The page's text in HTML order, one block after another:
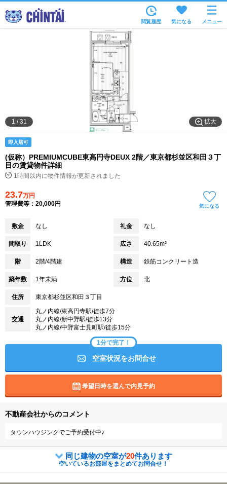
沿線・駅から
住所から
家賃相場から
通勤通学時間から
物件特集から
不動産会社から
閲覧履歴 気になる メニュー
拡大
1 /31
即入居可
(仮称）PREMIUMCUBE東高円寺DEUX 2階／東京都杉並区和田３丁
目の賃貸物件詳細
1時間以内に物件情報が更新されました
23.7万円
管理費等：20,000円
気になる
敷金 なし 礼金 なし
間取り 1LDK 広さ 40.65m²
階 2階/4階建 構造 鉄筋コンクリート造
築年数 1年未満 方位 北
住所 東京都杉並区和田３丁目
交通
丸ノ内線/東高円寺駅/徒歩7分
丸ノ内線/新中野駅/徒歩13分
丸ノ内線/中野富士見町駅/徒歩15分
1分で完了！
空室状況をお問合せ
希望日時を選んで内見予約
不動産会社からのコメント
タウンハウジングでご予約受付中♪
同じ建物の空室が20件あります
空いているお部屋をまとめてお問合せ！